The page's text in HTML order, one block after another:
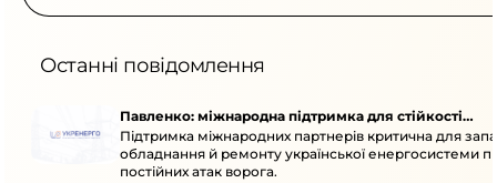
Останні повідомлення
Павленко: міжнародна підтримка для стійкості
енергосистеми
Підтримка міжнародних партнерів критична для
обладнання й ремонту української енергосистеми
постійних атак ворога.